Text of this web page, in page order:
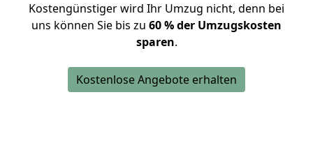
Kostengünstiger wird Ihr Umzug nicht, denn bei
uns können Sie bis zu 60 % der Umzugskosten
sparen.
Kostenlose Angebote erhalten